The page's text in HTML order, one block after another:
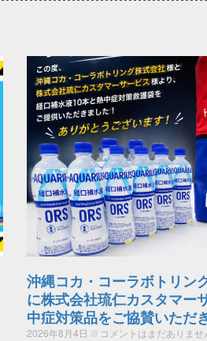
沖縄コカ・コーラボトリン
に株式会社琉仁カスタマー
中症対策品をご協賛いただ
2026年8月4日 コメントはまだありませ